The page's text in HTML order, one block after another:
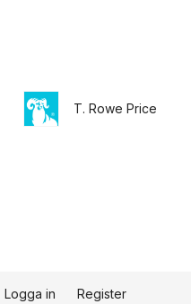
T. Rowe Price
Logga in Register